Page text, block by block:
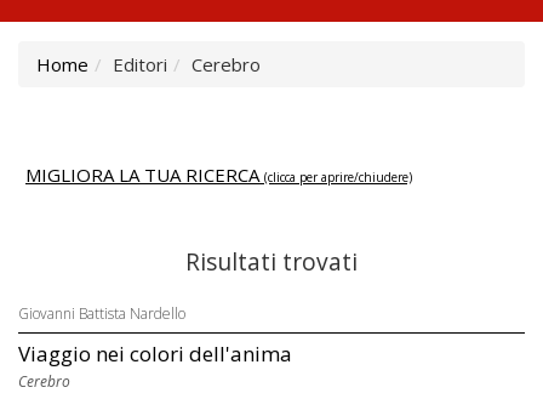
Home Editori Cerebro
MIGLIORA LA TUA RICERCA (clicca per aprire/chiudere)
Risultati trovati
Giovanni Battista Nardello
Viaggio nei colori dell'anima
Cerebro